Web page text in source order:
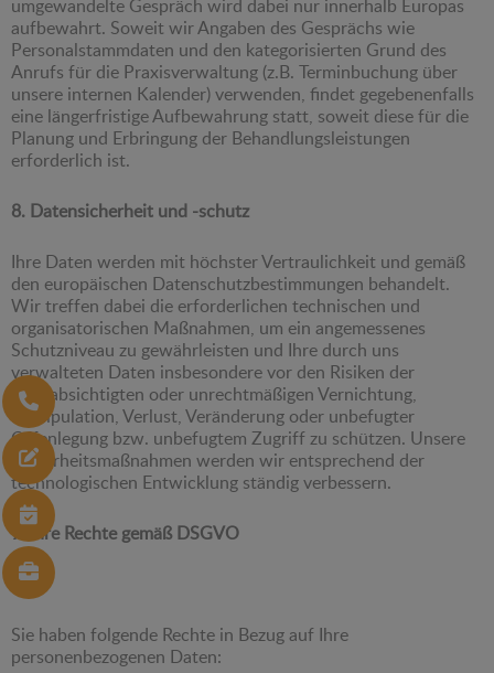
umgewandelte Gespräch wird dabei nur innerhalb Europas
aufbewahrt. Soweit wir Angaben des Gesprächs wie
Personalstammdaten und den kategorisierten Grund des
Anrufs für die Praxisverwaltung (z.B. Terminbuchung über
unsere internen Kalender) verwenden, findet gegebenenfalls
eine längerfristige Aufbewahrung statt, soweit diese für die
Planung und Erbringung der Behandlungsleistungen
erforderlich ist.
8. Datensicherheit und -schutz
Ihre Daten werden mit höchster Vertraulichkeit und gemäß
den europäischen Datenschutzbestimmungen behandelt.
Wir treffen dabei die erforderlichen technischen und
organisatorischen Maßnahmen, um ein angemessenes
Schutzniveau zu gewährleisten und Ihre durch uns
verwalteten Daten insbesondere vor den Risiken der
unbeabsichtigten oder unrechtmäßigen Vernichtung,
Manipulation, Verlust, Veränderung oder unbefugter
Offenlegung bzw. unbefugtem Zugriff zu schützen. Unsere
Sicherheitsmaßnahmen werden wir entsprechend der
technologischen Entwicklung ständig verbessern.
9. Ihre Rechte gemäß DSGVO
Sie haben folgende Rechte in Bezug auf Ihre
personenbezogenen Daten: